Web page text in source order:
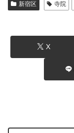
新宿区 寺院
X